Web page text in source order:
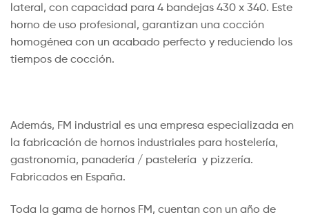
lateral, con capacidad para 4 bandejas 430 x 340. Este
horno de uso profesional, garantizan una cocción
homogénea con un acabado perfecto y reduciendo los
tiempos de cocción.
Además, FM industrial es una empresa especializada en
la fabricación de hornos industriales para hostelería,
gastronomía, panadería / pastelería y pizzería.
Fabricados en España.
Toda la gama de hornos FM, cuentan con un año de